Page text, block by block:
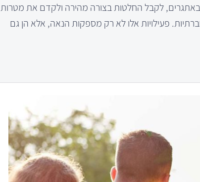
באתגרים, לקבל החלטות בצורה מהירה ולקדם את מטרות
חברתיות. פעילויות אלו לא רק מספקות הנאה, אלא הן גם